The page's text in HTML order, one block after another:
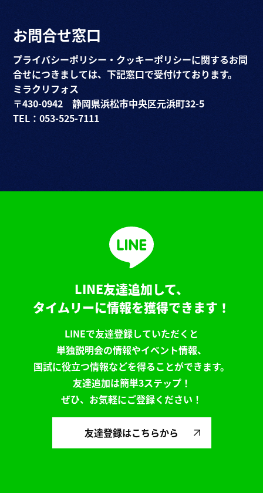
お問合せ窓口
プライバシーポリシー・クッキーポリシーに関するお問
合せにつきましては、下記窓口で受付けております。
ミラクリフォス
〒430-0942 静岡県浜松市中央区元浜町32-5
TEL：053-525-7111
LINE友達追加して、
タイムリーに情報を獲得できます！
LINEで友達登録していただくと
単独説明会の情報やイベント情報、
国試に役立つ情報などを得ることができます。
友達追加は簡単3ステップ！
ぜひ、お気軽にご登録ください！
友達登録はこちらから